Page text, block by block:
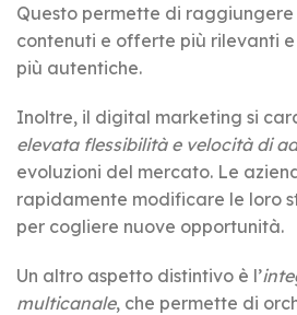
Questo permette di raggiungere
contenuti e offerte più rilevanti
più autentiche.
Inoltre, il digital marketing si
elevata flessibilità e velocità di
evoluzioni del mercato. Le
rapidamente modificare le loro
per cogliere nuove opportunità.
Un altro aspetto distintivo è l’
multicanale, che permette di